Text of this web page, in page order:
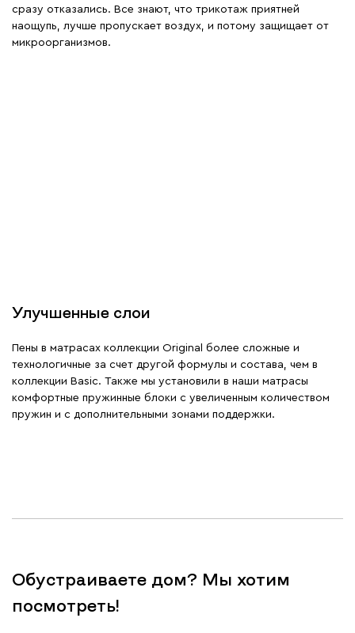
сразу отказались. Все знают, что трикотаж приятней
наощупь, лучше пропускает воздух, и потому защищает от
микроорганизмов.
Улучшенные слои
Пены в матрасах коллекции Original более сложные и
технологичные за счет другой формулы и состава, чем в
коллекции Basic. Также мы установили в наши матрасы
комфортные пружинные блоки c увеличенным количеством
пружин и с дополнительными зонами поддержки.
Обустраиваете дом? Мы хотим
посмотреть!